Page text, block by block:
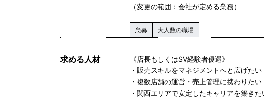
（変更の範囲：会社が定める業務）
急募 大人数の職場
求める人材
《店長もしくはSV経験者優遇》
・販売スキルをマネジメントへと広げたい
・複数店舗の運営・売上管理に携わりたい
・関西エリアで安定したキャリアを築きた